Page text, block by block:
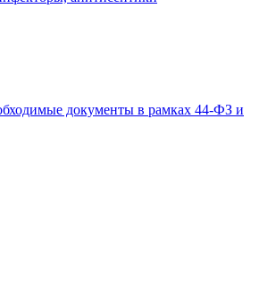
документы в рамках 44-ФЗ и